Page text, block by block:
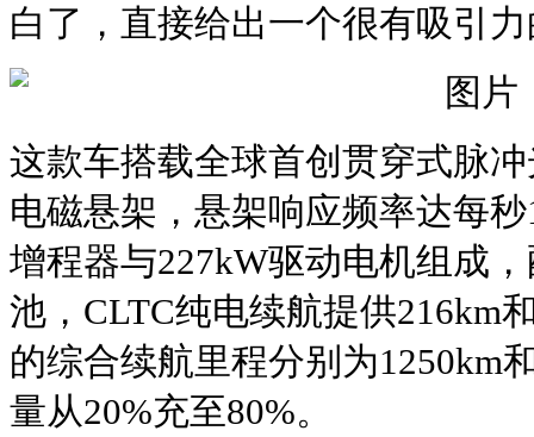
白了，直接给出一个很有吸引
这款车搭载全球首创贯穿式脉
电磁悬架，悬架响应频率达每
增程器与227kW驱动电机组成
池，CLTC纯电续航提供216km
的综合续航里程分别为1250km
量从20%充至80%。